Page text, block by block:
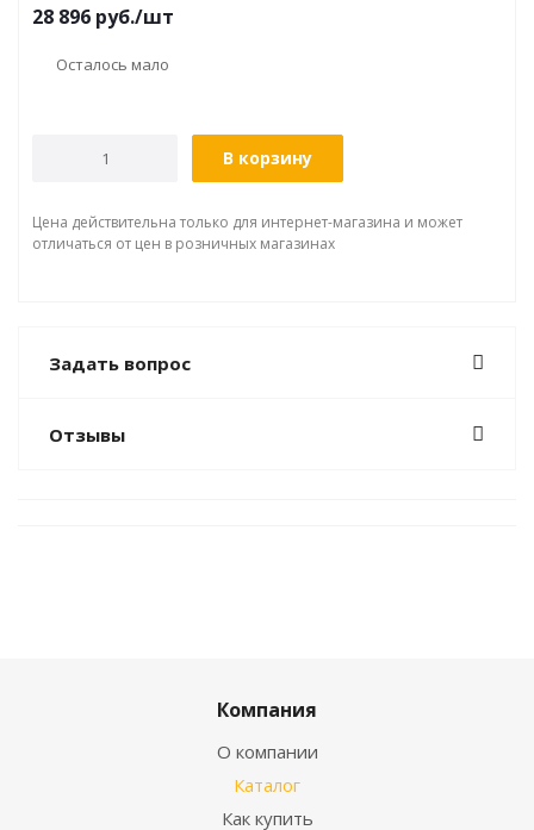
28 896 руб./шт
Осталось мало
В корзину
Цена действительна только для интернет-магазина и может
отличаться от цен в розничных магазинах
Задать вопрос
Отзывы
Компания
О компании
Каталог
Как купить